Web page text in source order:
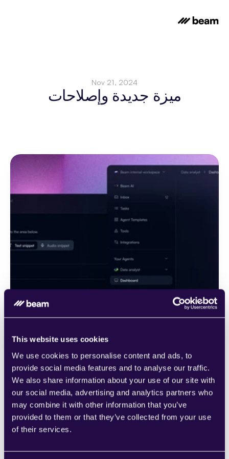
This website uses cookies
We use cookies to personalise content and ads, to
provide social media features and to analyse our traffic.
We also share information about your use of our site with
our social media, advertising and analytics partners who
may combine it with other information that you’ve
provided to them or that they’ve collected from your use
of their services.
Nov 21, 2024
ميزة جديدة وإصلاحات
ميزات جديدة
تحميل الملفات وعناوين URL لخطط المهام:
يمكن
للمستخدمين الآن تحميل الملفات أو توفير عناوين URL
مباشرة داخل خطط المهام، مما يعزز المرونة وسهولة
الاستخدام أثناء تكوين المهام. تسهّل هذه الميزة عملية